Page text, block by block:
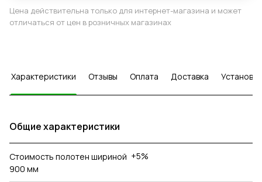
Цена действительна только для интернет-магазина и может
отличаться от цен в розничных магазинах
Характеристики Отзывы Оплата Доставка Установка
Общие характеристики
Стоимость полотен шириной
900 мм
+5%